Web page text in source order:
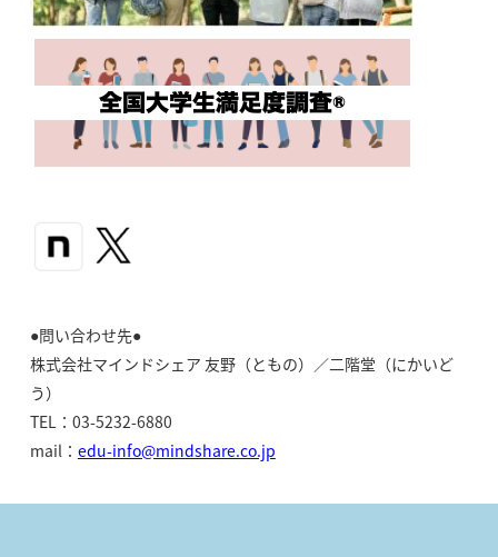
●問い合わせ先●
株式会社マインドシェア 友野（ともの）／二階堂（にかいど
う）
TEL：03-5232-6880
mail： edu-info@mindshare.co.jp